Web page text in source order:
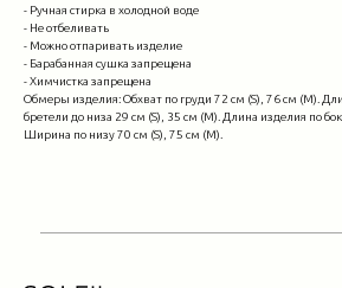
- Ручная стирка в холодной воде
- Не отбеливать
- Можно отпаривать изделие
- Барабанная сушка запрещена
- Химчистка запрещена
Обмеры изделия: Обхват по груди 72 см (S), 76 см (М).
бретели до низа 29 см (S), 35 см (M). Длина изделия по
Ширина по низу 70 см (S), 75 см (M).